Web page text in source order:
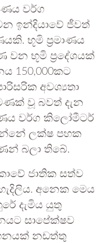
වර්ග
ඉන්දියාවේ ජීවත්
භූමි ප්‍රමාණය
වන භූමි ප්‍රදේශයක්
150,000කට
අවශ්‍යතා
වූ බවත් දැන
වර්ග කිලෝමීටර්
ලක්ෂ පහක
බලා තිබේ.
ජාතික සත්ව
අනෙක මෙය
දැමිය යුතු
සාපේක්ෂව‍
නඩත්තු